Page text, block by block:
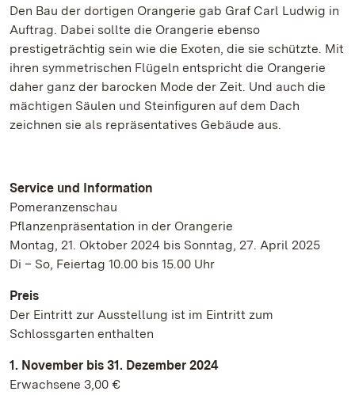
Den Bau der dortigen Orangerie gab Graf Carl Ludwig in
Auftrag. Dabei sollte die Orangerie ebenso
prestigeträchtig sein wie die Exoten, die sie schützte. Mit
ihren symmetrischen Flügeln entspricht die Orangerie
daher ganz der barocken Mode der Zeit. Und auch die
mächtigen Säulen und Steinfiguren auf dem Dach
zeichnen sie als repräsentatives Gebäude aus.
Service und Information
Pomeranzenschau
Pflanzenpräsentation in der Orangerie
Montag, 21. Oktober 2024 bis Sonntag, 27. April 2025
Di – So, Feiertag 10.00 bis 15.00 Uhr
Preis
Der Eintritt zur Ausstellung ist im Eintritt zum
Schlossgarten enthalten
1. November bis 31. Dezember 2024
Erwachsene 3,00 €